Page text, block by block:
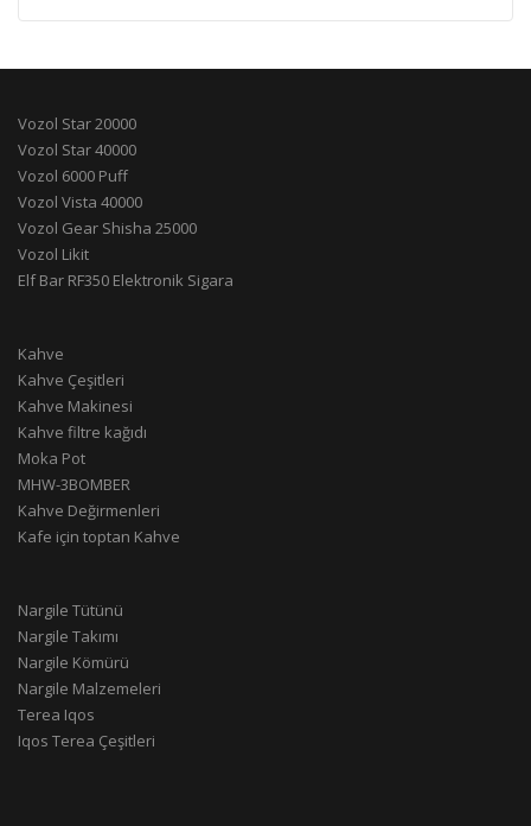
Vozol Star 20000
Vozol Star 40000
Vozol 6000 Puff
Vozol Vista 40000
Vozol Gear Shisha 25000
Vozol Likit
Elf Bar RF350 Elektronik Sigara
Kahve
Kahve Çeşitleri
Kahve Makinesi
Kahve filtre kağıdı
Moka Pot
MHW-3BOMBER
Kahve Değirmenleri
Kafe için toptan Kahve
Nargile Tütünü
Nargile Takımı
Nargile Kömürü
Nargile Malzemeleri
Terea Iqos
Iqos Terea Çeşitleri